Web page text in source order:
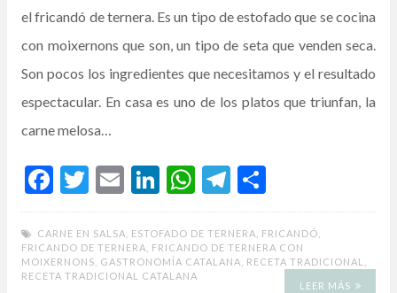
el fricandó de ternera. Es un tipo de estofado que se cocina
con moixernons que son, un tipo de seta que venden seca.
Son pocos los ingredientes que necesitamos y el resultado
espectacular. En casa es uno de los platos que triunfan, la
carne melosa…
F
ac
e
b
T
w
itt
er
E
m
ai
l
Li
n
ke
dI
W
h
at
s
T
el
e
gr
o
m
p
CARNE EN SALSA ESTOFADO DE TERNERA FRICANDÓ
FRICANDO DE TERNERA
FRICANDO DE TERNERA CON
MOIXERNONS
GASTRONOMÍA CATALANA RECETA TRADICIONAL
RECETA TRADICIONAL CATALANA
LEER MÁS